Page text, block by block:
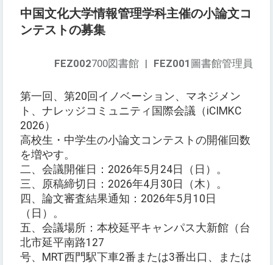
中国文化大学情報管理学科主催の小論文コ
ンテストの募集
FEZ001 圖書館管理員
FEZ002700図書館 |
第一回、第20回イノベーション、マネジメン
ト、ナレッジコミュニティ国際会議（iCIMKC
2026）
高校生・中学生の小論文コンテストの開催回数
を増やす。
二、会議開催日：2026年5月24日（日）。
三、原稿締切日：2026年4月30日（木）。
四、論文審査結果通知：2026年5月10日
（日）。
五、会議場所：本校延平キャンパス大新館（台
北市延平南路127
号、MRT西門駅下車2番または3番出口、または